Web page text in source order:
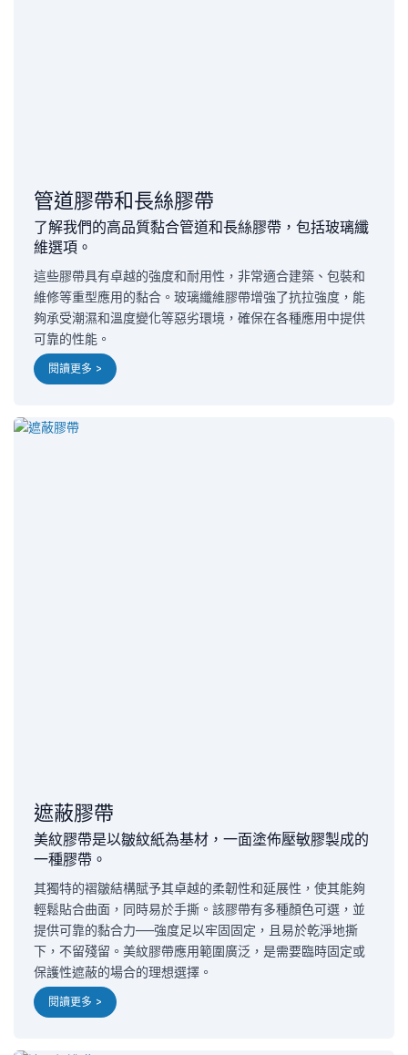
管道膠帶和長絲膠帶
了解我們的高品質黏合管道和長絲膠帶，包括玻璃纖
維選項。
這些膠帶具有卓越的強度和耐用性，非常適合建築、包裝和
維修等重型應用的黏合。玻璃纖維膠帶增強了抗拉強度，能
夠承受潮濕和溫度變化等惡劣環境，確保在各種應用中提供
可靠的性能。
閱讀更多 >
遮蔽膠帶
美紋膠帶是以皺紋紙為基材，一面塗佈壓敏膠製成的
一種膠帶。
其獨特的褶皺結構賦予其卓越的柔韌性和延展性，使其能夠
輕鬆貼合曲面，同時易於手撕。該膠帶有多種顏色可選，並
提供可靠的黏合力——強度足以牢固固定，且易於乾淨地撕
下，不留殘留。美紋膠帶應用範圍廣泛，是需要臨時固定或
保護性遮蔽的場合的理想選擇。
閱讀更多 >